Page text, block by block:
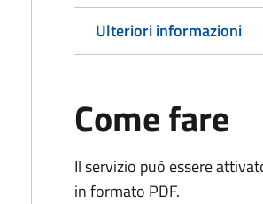
Ulteriori informazioni
Come fare
Il servizio può essere
in formato PDF.